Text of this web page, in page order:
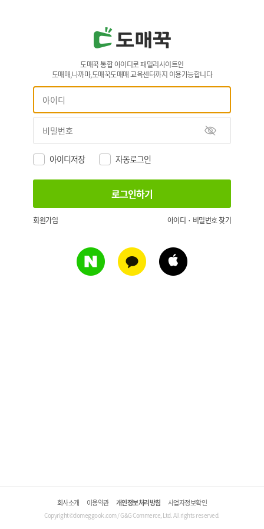
도매꾹 통합 아이디로 패밀리사이트인
도매매,나까마,도매꾹도매매 교육센터까지 이용가능합니다
아이디저장 자동로그인
회원가입 아이디 · 비밀번호 찾기
회사소개 이용약관 개인정보처리방침 사업자정보확인
Copyright©domeggook.com / G&G Commerce, Ltd. All rights reserved.